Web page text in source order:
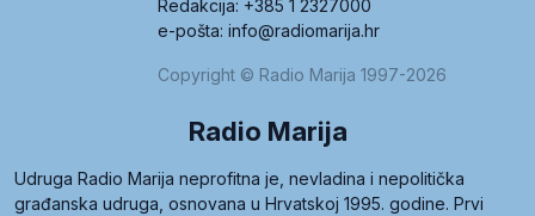
Redakcija: +385 1 2327000
e-pošta: info@radiomarija.hr
Copyright © Radio Marija 1997-2026
Radio Marija
Udruga Radio Marija neprofitna je, nevladina i nepolitička
građanska udruga, osnovana u Hrvatskoj 1995. godine. Prvi